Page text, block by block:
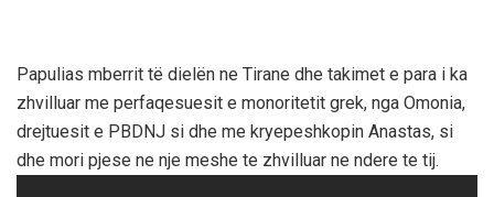
Papulias mberrit të dielën ne Tirane dhe takimet e para i ka
zhvilluar me perfaqesuesit e monoritetit grek, nga Omonia,
drejtuesit e PBDNJ si dhe me kryepeshkopin Anastas, si
dhe mori pjese ne nje meshe te zhvilluar ne ndere te tij.